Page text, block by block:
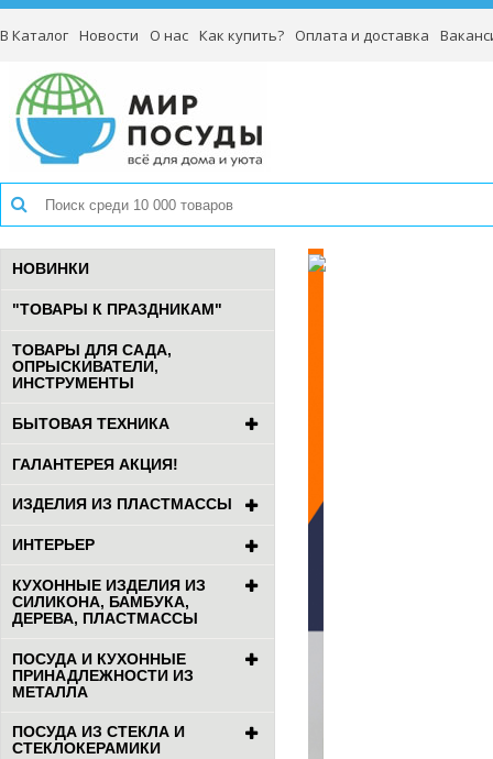
В Каталог Новости О нас Как купить? Оплата и доставка
НОВИНКИ
"ТОВАРЫ К ПРАЗДНИКАМ"
ТОВАРЫ ДЛЯ САДА,
ОПРЫСКИВАТЕЛИ,
ИНСТРУМЕНТЫ
БЫТОВАЯ ТЕХНИКА
ГАЛАНТЕРЕЯ АКЦИЯ!
ИЗДЕЛИЯ ИЗ ПЛАСТМАССЫ
ИНТЕРЬЕР
КУХОННЫЕ ИЗДЕЛИЯ ИЗ
СИЛИКОНА, БАМБУКА,
ДЕРЕВА, ПЛАСТМАССЫ
ПОСУДА И КУХОННЫЕ
ПРИНАДЛЕЖНОСТИ ИЗ
МЕТАЛЛА
ПОСУДА ИЗ СТЕКЛА И
СТЕКЛОКЕРАМИКИ